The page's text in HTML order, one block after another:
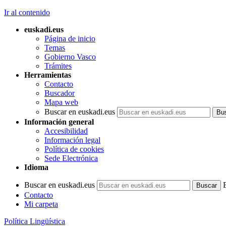
Ir al contenido
euskadi.eus
Página de inicio
Temas
Gobierno Vasco
Trámites
Herramientas
Contacto
Buscador
Mapa web
Buscar en euskadi.eus
Información general
Accesibilidad
Información legal
Política de cookies
Sede Electrónica
Idioma
Buscar en euskadi.eus
Contacto
Mi carpeta
Política Lingüística